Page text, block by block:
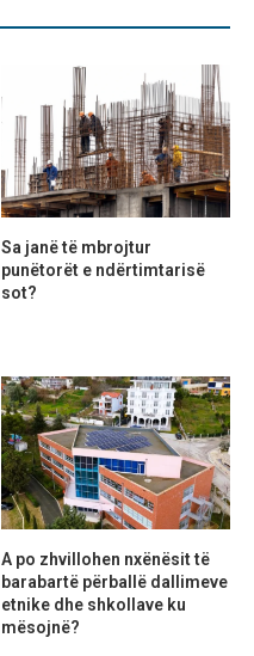
Sa janë të mbrojtur
punëtorët e ndërtimtarisë
sot?
A po zhvillohen nxënësit të
barabartë përballë dallimeve
etnike dhe shkollave ku
mësojnë?